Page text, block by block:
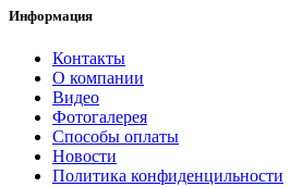
Информация
Контакты
О компании
Видео
Фотогалерея
Способы оплаты
Новости
Политика конфиденцильности